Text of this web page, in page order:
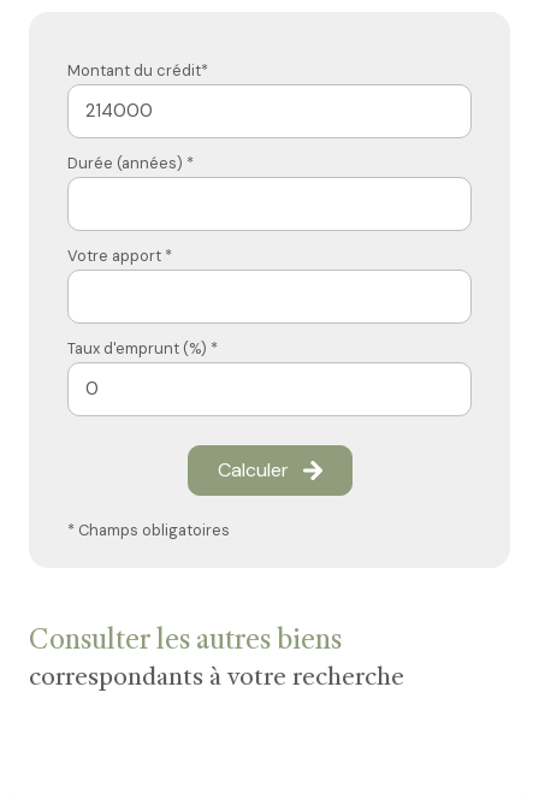
Montant du crédit*
Durée (années) *
Votre apport *
Taux d'emprunt (%) *
Calculer
* Champs obligatoires
Consulter les autres biens
correspondants à votre recherche